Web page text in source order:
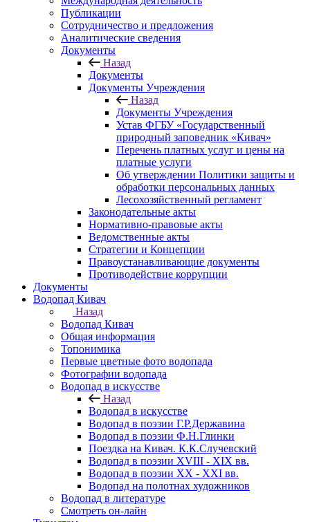
Публикации
Сотрудничество и предложения
Аналитические сведения
Документы
Назад
Документы
Документы Учреждения
Назад
Документы Учреждения
Устав ФГБУ «Государственный
природный заповедник «Кивач»
Перечень платных услуг и цены на
платные услуги
Об утверждении Политики защиты и
обработки персональных данных
Лесохозяйственный регламент
Законодательные акты
Нормативно-правовые акты
Ведомственные акты
Стратегии и Концепции
Правоустанавливающие документы
Противодействие коррупции
Документы
Водопад Кивач
Назад
Водопад Кивач
Общая информация
Топонимика
Первые цветные фото водопада
Фотографии водопада
Водопад в искусстве
Назад
Водопад в искусстве
Водопад в поэзии Г.Р.Державина
Водопад в поэзии Ф.Н.Глинки
Поездка на Кивач. К.К.Случевский
Водопад в поэзии XVIII - XIX вв.
Водопад в поэзии XX - XXI вв.
Водопад на полотнах художников
Водопад в литературе
Смотреть он-лайн